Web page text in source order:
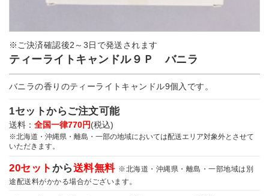
※ご決済確認後2～3日で発送されます
ティーライトキャンドル９Ｐ バニラ
バニラの香りのティーライトキャンドル9個入です。
1セットからご注文可能
送料： 全国一律770円(税込)
※北海道・沖縄県・離島・一部の地域においては配送エリア対象外とさせて
いただきます。
20セット から送料無料 ※北海道・沖縄県・離島・一部地域は別
途配送料がかかる場合がございます。